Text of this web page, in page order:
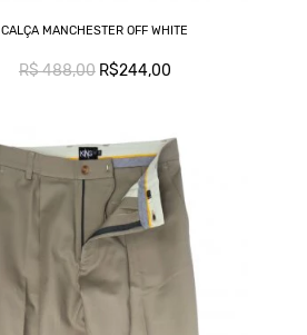
CALÇA MANCHESTER OFF WHITE
R$ 488,00R$244,00